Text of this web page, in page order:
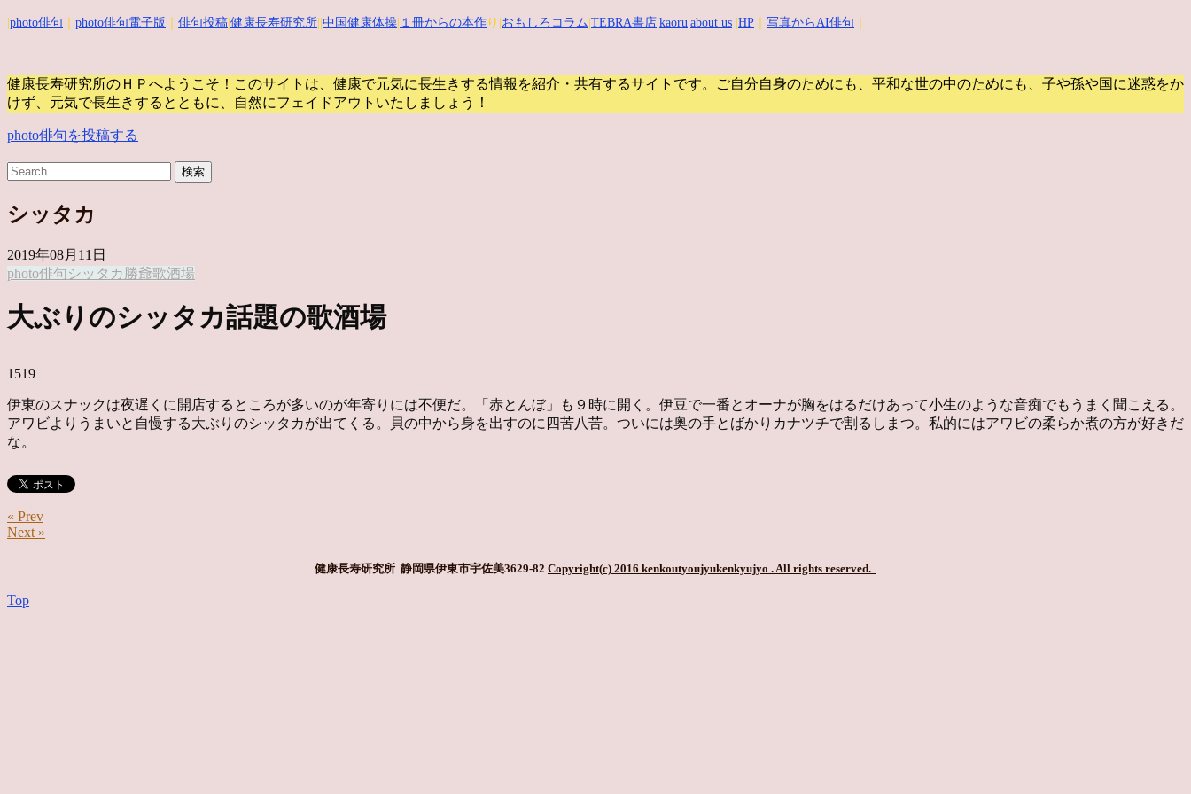
photo俳句 photo俳句電子版 俳句投稿 健康長寿研究所 中国健康体操 １冊からの本作 り| おもしろコラム TEBRA書店 kaoru |about us HP 写真からAI俳句
健康長寿研究所のＨＰへようこそ！このサイトは、健康で元気に長生きする情報を紹介・共有するサイトです。
ご自分自身のためにも、平和な世の中のためにも、子や孫や国に迷惑をか
けず、元気で長生きするとともに、自然にフェイドアウトいたしましょう！
photo俳句を投稿する
シッタカ
2019年08月11日
photo俳句シッタカ 勝爺歌酒場
大ぶりのシッタカ話題の歌酒場
1519
伊東のスナックは夜遅くに開店するところが多いのが年寄りには不便だ。「赤とんぼ」も９時に開く。伊豆で一番とオーナが胸をはるだけあって小生のような音痴でもうまく聞こえる。
アワビよりうまいと自慢する大ぶりのシッタカが出てくる。貝の中から身を出すのに四苦八苦。ついには奥の手とばかりカナツチで割るしまつ。私的にはアワビの柔らか煮の方が好きだ
な。
« Prev
Next »
健康長寿研究所 静岡県伊東市宇佐美3629-82 Copyright(c) 2016 kenkoutyoujyukenkyujyo . All rights reserved.
Top